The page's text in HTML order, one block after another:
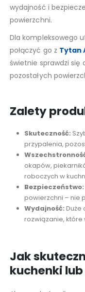
wydajność i
powierzchni.
Dla kompleksowego
połączyć go z Tytan
świetnie sprawdzi się
pozostałych
Zalety
Skuteczność:
przypalenia,
okapów,
roboczych w
Bezpieczeństwo:
powierzchni – nie
Wydajność: Duże
rozwiązanie, które
Jak
kuchenki